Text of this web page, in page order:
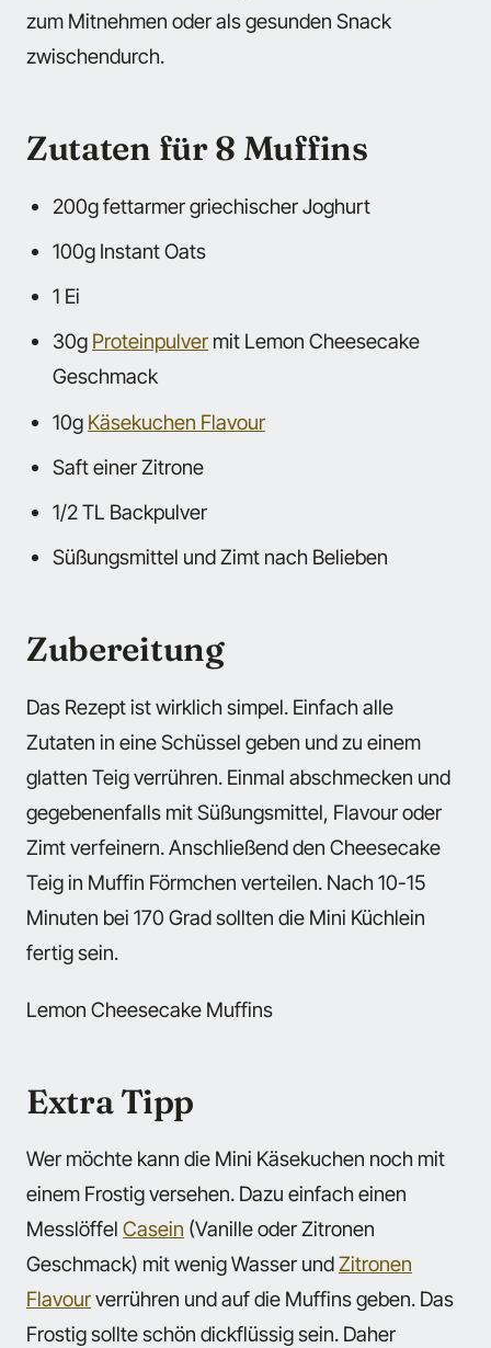
zum Mitnehmen oder als gesunden Snack
zwischendurch.
Zutaten für 8 Muffins
200g fettarmer griechischer Joghurt
100g Instant Oats
1 Ei
30g Proteinpulver mit Lemon Cheesecake
Geschmack
10g Käsekuchen Flavour
Saft einer Zitrone
1/2 TL Backpulver
Süßungsmittel und Zimt nach Belieben
Zubereitung
Das Rezept ist wirklich simpel. Einfach alle
Zutaten in eine Schüssel geben und zu einem
glatten Teig verrühren. Einmal abschmecken und
gegebenenfalls mit Süßungsmittel, Flavour oder
Zimt verfeinern. Anschließend den Cheesecake
Teig in Muffin Förmchen verteilen. Nach 10-15
Minuten bei 170 Grad sollten die Mini Küchlein
fertig sein.
Lemon Cheesecake Muffins
Extra Tipp
Wer möchte kann die Mini Käsekuchen noch mit
einem Frostig versehen. Dazu einfach einen
Messlöffel Casein (Vanille oder Zitronen
Geschmack) mit wenig Wasser undZitronen
Flavourverrühren und auf die Muffins geben. Das
Frostig sollte schön dickflüssig sein. Daher